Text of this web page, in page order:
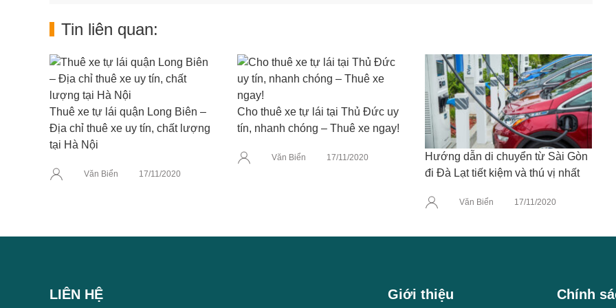
Tin liên quan:
Thuê xe tự lái quận Long Biên –
Địa chỉ thuê xe uy tín, chất lượng
tại Hà Nội
Văn Biển 17/11/2020
Cho thuê xe tự lái tại Thủ Đức uy
tín, nhanh chóng – Thuê xe ngay!
Văn Biển 17/11/2020
Hướng dẫn di chuyển từ Sài Gòn
đi Đà Lạt tiết kiệm và thú vị nhất
Văn Biển 17/11/2020
LIÊN HỆ Giới thiệu Chính